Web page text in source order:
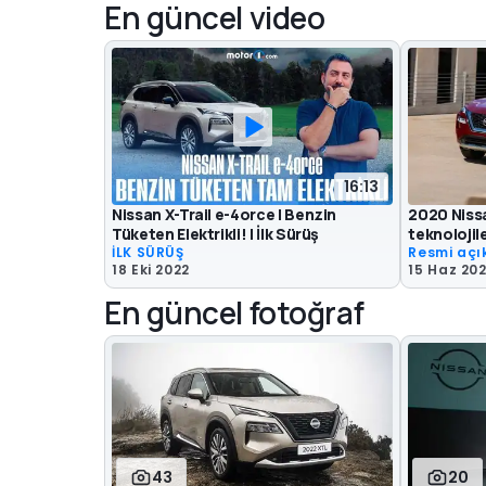
En güncel video
16:13
Nissan X-Trail e-4orce | Benzin
Tüketen Elektrikli! | İlk Sürüş
İLK SÜRÜŞ
18 Eki 2022
2020
Resmi
15 Haz
En güncel fotoğraf
43 20